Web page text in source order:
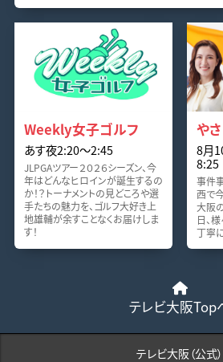
Weekly女子ゴルフ
あす夜2:20〜2:45
JLPGAツアー２０２６シーズン、今
年はどんなヒロインが誕生するの
か！？トーナメントの見どころや選
手たちの魅力を、ゴルフ大好き上
地雄輔が余すことなくお届けしま
す！
や
8月
8:25
事件
西で
大阪
日、
丁寧
テレビ大阪Top
テレビ大阪（公式）